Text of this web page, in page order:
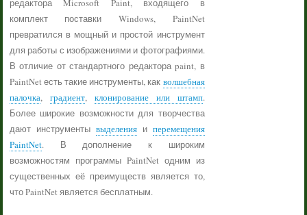
редактора Microsoft Paint, входящего в
комплект поставки Windows, PaintNet
превратился в мощный и простой инструмент
для работы с изображениями и фотографиями.
В отличие от стандартного редактора paint, в
PaintNet есть такие инструменты, как волшебная
палочка, градиент, клонирование или штамп.
Более широкие возможности для творчества
дают инструменты выделенияи перемещения
PaintNet. В дополнение к широким
возможностям программы PaintNet одним из
существенных её преимуществ является то,
что PaintNet является бесплатным.